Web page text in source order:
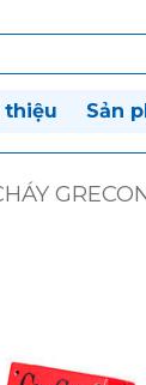
thiệu Sản